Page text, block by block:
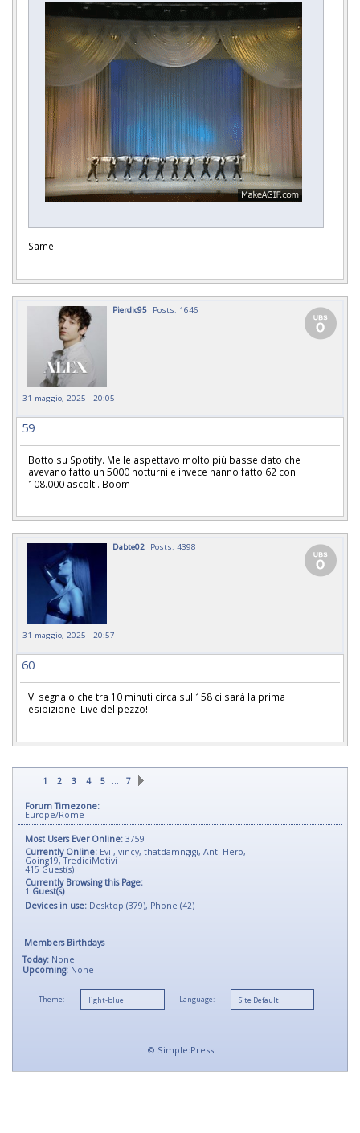
Same!
Pierdic95 Posts: 1646
31 maggio, 2025 - 20:05
59
Botto su Spotify. Me le aspettavo molto più basse dato che
avevano fatto un 5000 notturni e invece hanno fatto 62 con
108.000 ascolti. Boom
Dabte02 Posts: 4398
31 maggio, 2025 - 20:57
60
Vi segnalo che tra 10 minuti circa sul 158 ci sarà la prima
esibizione Live del pezzo!
1 2 3 4 5 … 7
Forum Timezone:
Europe/Rome
Most Users Ever Online: 3759
Currently Online: Evil, vincy, thatdamngigi, Anti-Hero,
Going19,TrediciMotivi
415 Guest(s)
Currently Browsing this Page:
1 Guest(s)
Devices in use: Desktop (379), Phone (42)
Members Birthdays
Today: None
Upcoming: None
Theme: Language:
© Simple:Press